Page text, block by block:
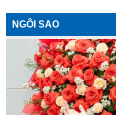
NGÔI SAO